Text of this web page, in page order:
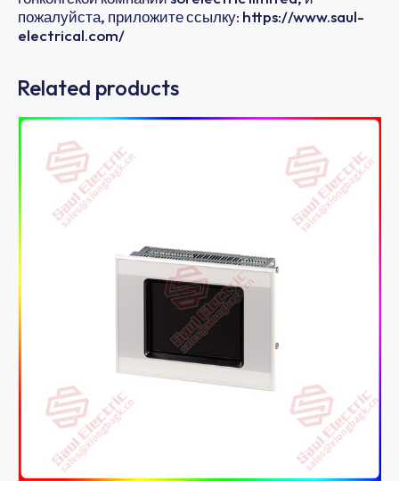
пожалуйста, приложите ссылку: https://www.saul-
electrical.com/
Related products